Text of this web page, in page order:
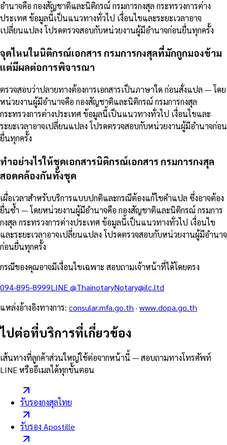
อำนาจคือ กองสัญชาติและนิติกรณ์ กรมการกงสุล กระทรวงการต่าง
ประเทศ ข้อมูลนี้เป็นแนวทางทั่วไป เงื่อนไขและระยะเวลาอาจ
เปลี่ยนแปลง โปรดตรวจสอบกับหน่วยงานผู้มีอำนาจก่อนยื่นทุกครั้ง
จุดไหนในนิติกรณ์เอกสาร กรมการกงสุลที่มักถูกมองข้าม
แต่มีผลต่อการพิจารณา
ตรวจสอบว่าปลายทางต้องการเอกสารเป็นภาษาใด ก่อนสั่งแปล — โดย
หน่วยงานผู้มีอำนาจคือ กองสัญชาติและนิติกรณ์ กรมการกงสุล
กระทรวงการต่างประเทศ ข้อมูลนี้เป็นแนวทางทั่วไป เงื่อนไขและ
ระยะเวลาอาจเปลี่ยนแปลง โปรดตรวจสอบกับหน่วยงานผู้มีอำนาจก่อน
ยื่นทุกครั้ง
ทำอย่างไรให้ชุดเอกสารนิติกรณ์เอกสาร กรมการกงสุล
สอดคล้องกันทั้งชุด
เผื่อเวลาสำหรับบริการแบบปกติและกรณีต้องแก้ไขคำแปล ซึ่งอาจต้อง
ยื่นซ้ำ — โดยหน่วยงานผู้มีอำนาจคือ กองสัญชาติและนิติกรณ์ กรมการ
กงสุล กระทรวงการต่างประเทศ ข้อมูลนี้เป็นแนวทางทั่วไป เงื่อนไข
และระยะเวลาอาจเปลี่ยนแปลง โปรดตรวจสอบกับหน่วยงานผู้มีอำนาจ
ก่อนยื่นทุกครั้ง
กรณีของคุณอาจมีเงื่อนไขเฉพาะ สอบถามเจ้าหน้าที่ได้โดยตรง
094-895-8999LINE@ThainotaryNotary@ilc.ltd
แหล่งอ้างอิงทางการ: consular.mfa.go.th · www.dopa.go.th
ไปต่อที่บริการที่เกี่ยวข้อง
เส้นทางที่ลูกค้าส่วนใหญ่ใช้ต่อจากหน้านี้ — สอบถามทางโทรศัพท์
LINE หรืออีเมลได้ทุกขั้นตอน
รับรองกงสุลไทย
รับรอง Apostille